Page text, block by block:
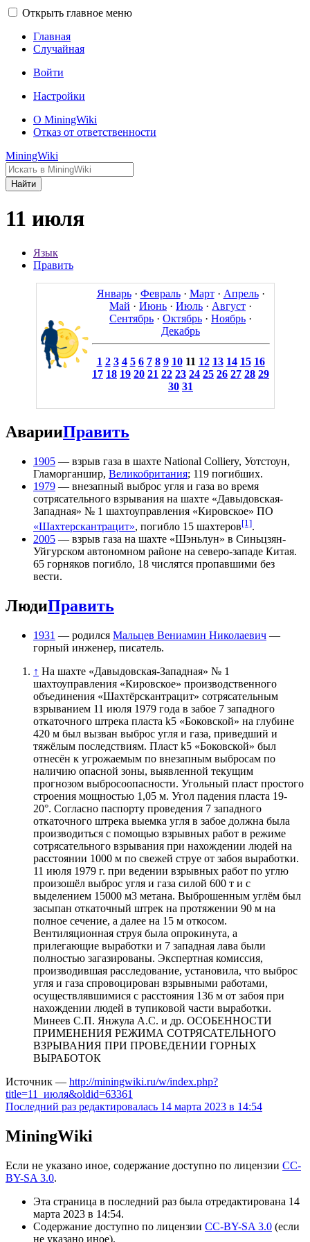
Открыть главное меню
Главная
Случайная
Войти
Настройки
О MiningWiki
Отказ от ответственности
MiningWiki
Найти
11 июля
Язык
Править
Январь· Февраль· Март· Апрель·
Май · Июнь · Июль · Август ·
Сентябрь · Октябрь · Ноябрь ·
Декабрь
1 2 3 4 5 6 7 8 9 10 11 12 13 14 15 16
17 18 19 20 21 22 23 24 25 26 27 28 29
30 31
АварииПравить
1905 — взрыв газа в шахте National Colliery, Уотстоун,
Гламорганшир, Великобритания; 119 погибших.
1979 — внезапный выброс угля и газа во время
сотрясательного взрывания на шахте «Давыдовская-
Западная» № 1 шахтоуправления «Кировское» ПО
«Шахтерскантрацит», погибло 15 шахтеров[1].
2005 — взрыв газа на шахте «Шэньлун» в Синьцзян-
Уйгурском автономном районе на северо-западе Китая.
65 горняков погибло, 18 числятся пропавшими без
вести.
ЛюдиПравить
1931 — родился Мальцев Вениамин Николаевич —
горный инженер, писатель.
↑ На шахте «Давыдовская-Западная» № 1
шахтоуправления «Кировское» производственного
объединения «Шахтёрскантрацит» сотрясательным
взрыванием 11 июля 1979 года в забое 7 западного
откаточного штрека пласта k5 «Боковской» на глубине
420 м был вызван выброс угля и газа, приведший и
тяжёлым последствиям. Пласт k5 «Боковской» был
отнесён к угрожаемым по внезапным выбросам по
наличию опасной зоны, выявленной текущим
прогнозом выбросоопасности. Угольный пласт простого
строения мощностью 1,05 м. Угол падения пласта 19-
20°. Согласно паспорту проведения 7 западного
откаточного штрека выемка угля в забое должна была
производиться с помощью взрывных работ в режиме
сотрясательного взрывания при нахождении людей на
расстоянии 1000 м по свежей струе от забоя выработки.
11 июля 1979 г. при ведении взрывных работ по углю
произошёл выброс угля и газа силой 600 т и с
выделением 15000 м3 метана. Выброшенным углём был
засыпан откаточный штрек на протяжении 90 м на
полное сечение, а далее на 15 м откосом.
Вентиляционная струя была опрокинута, а
прилегающие выработки и 7 западная лава были
полностью загазированы. Экспертная комиссия,
производившая расследование, установила, что выброс
угля и газа спровоцирован взрывными работами,
осуществлявшимися с расстояния 136 м от забоя при
нахождении людей в тупиковой части выработки.
Минеев С.П. Янжула А.С. и др. ОСОБЕННОСТИ
ПРИМЕНЕНИЯ РЕЖИМА СОТРЯСАТЕЛЬНОГО
ВЗРЫВАНИЯ ПРИ ПРОВЕДЕНИИ ГОРНЫХ
ВЫРАБОТОК
Источник — http://miningwiki.ru/w/index.php?
title=11_июля&oldid=63361
Последний раз редактировалась 14 марта 2023 в 14:54
MiningWiki
Если не указано иное, содержание доступно по лицензии CC-
BY-SA 3.0.
Эта страница в последний раз была отредактирована 14
марта 2023 в 14:54.
Содержание доступно по лицензии CC-BY-SA 3.0 (если
не указано иное).